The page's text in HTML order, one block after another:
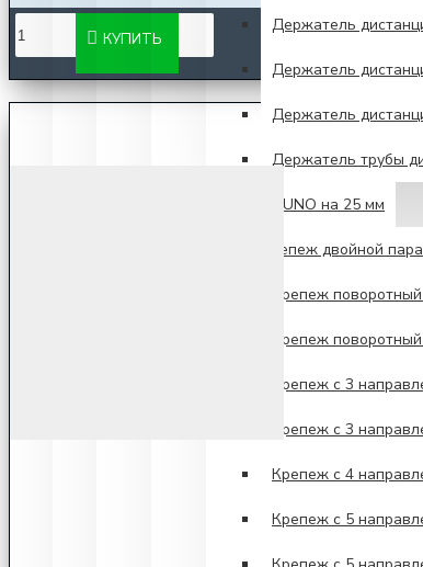
Держатель
Держатель
Держатель
Держатель трубы
Система UNO на 25 мм
Крепеж двойной
Крепеж
Крепеж
Крепеж с 3
Крепеж с 3
Крепеж с 4
Крепеж с 5
КУПИТЬ